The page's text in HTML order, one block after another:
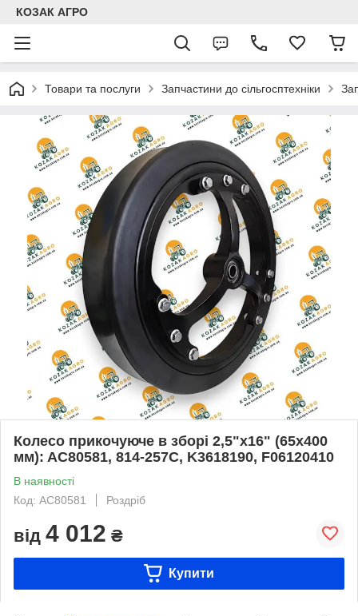
КОЗАК АГРО
Товари та послуги Запчастини до сільгосптехніки
Колесо прикочуюче в зборі 2,5"x16" (65х400
мм): AC80581, 814-257C, K3618190, F06120410
В наявності
Код: AC80581
Роздріб
від 4 012 ₴
Купити